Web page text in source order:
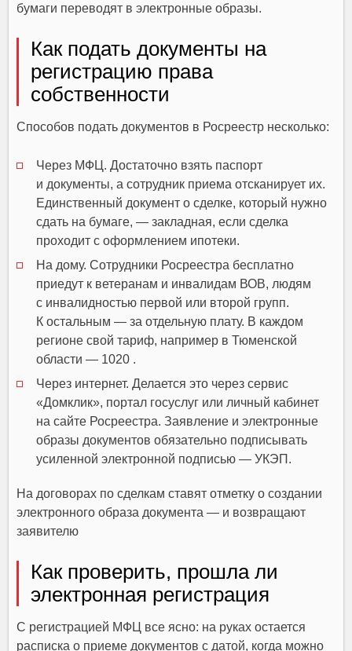
бумаги переводят в электронные образы.
Как подать документы на
регистрацию права
собственности
Способов подать документов в Росреестр несколько:
Через МФЦ. Достаточно взять паспорт
и документы, а сотрудник приема отсканирует их.
Единственный документ о сделке, который нужно
сдать на бумаге, — закладная, если сделка
проходит с оформлением ипотеки.
На дому. Сотрудники Росреестра бесплатно
приедут к ветеранам и инвалидам ВОВ, людям
с инвалидностью первой или второй групп.
К остальным — за отдельную плату. В каждом
регионе свой тариф, например в Тюменской
области — 1020 .
Через интернет. Делается это через сервис
«Домклик», портал госуслуг или личный кабинет
на сайте Росреестра. Заявление и электронные
образы документов обязательно подписывать
усиленной электронной подписью — УКЭП.
На договорах по сделкам ставят отметку о создании
электронного образа документа — и возвращают
заявителю
Как проверить, прошла ли
электронная регистрация
С регистрацией МФЦ все ясно: на руках остается
расписка о приеме документов с датой, когда можно